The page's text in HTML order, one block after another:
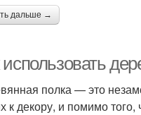
дальше →
использовать
полка — это
к декору, и помимо того,